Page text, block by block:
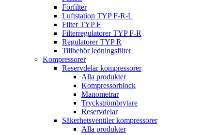
Förfilter
Luftstation TYP F-R-L
Filter TYP F
Filterregulatorer TYP F-R
Regulatorer TYP R
Tillbehör ledningsfilter
Kompressorer
Reservdelar kompressorer
Alla produkter
Kompressorblock
Manometrar
Tryckströmbrytare
Reservdelar
Säkerhetsventiler kompressorer
Alla produkter